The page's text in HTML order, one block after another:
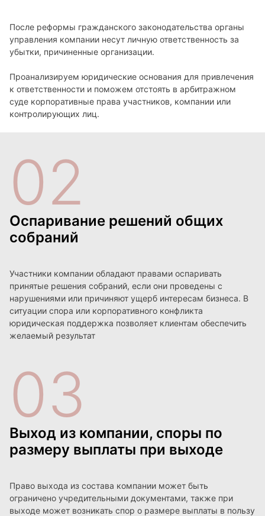
После реформы гражданского законодательства органы
управления компании несут личную ответственность за
убытки, причиненные организации.
Проанализируем юридические основания для привлечения
к ответственности и поможем отстоять в арбитражном
суде корпоративные права участников, компании или
контролирующих лиц.
02
Оспаривание решений общих
собраний
Участники компании обладают правами оспаривать
принятые решения собраний, если они проведены с
нарушениями или причиняют ущерб интересам бизнеса. В
ситуации спора или корпоративного конфликта
юридическая поддержка позволяет клиентам обеспечить
желаемый результат
03
Выход из компании, споры по
размеру выплаты при выходе
Право выхода из состава компании может быть
ограничено учредительными документами, также при
выходе может возникать спор о размере выплаты в пользу